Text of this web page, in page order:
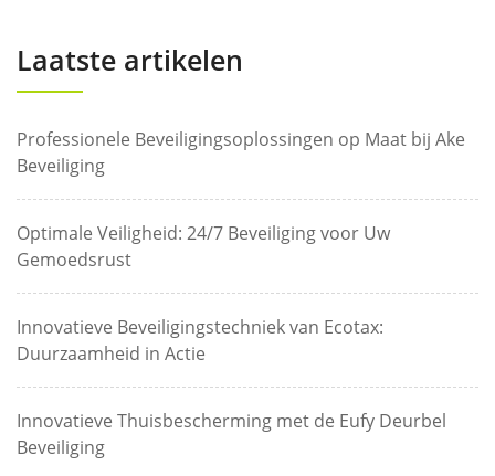
Laatste artikelen
Professionele Beveiligingsoplossingen op Maat bij Ake
Beveiliging
Optimale Veiligheid: 24/7 Beveiliging voor Uw
Gemoedsrust
Innovatieve Beveiligingstechniek van Ecotax:
Duurzaamheid in Actie
Innovatieve Thuisbescherming met de Eufy Deurbel
Beveiliging